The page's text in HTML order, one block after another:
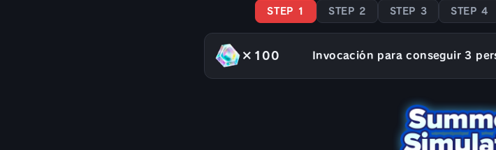
STEP 1 STEP 2 STEP 3 STEP 4
×100 Invocación para conseguir 3